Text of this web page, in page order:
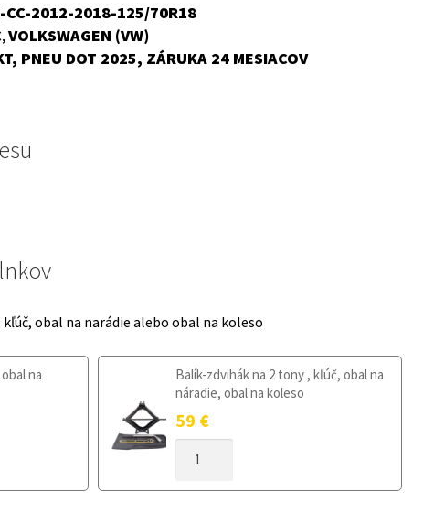
CC-2012-2018-125/70R18
,VOLKSWAGEN (VW)
PNEU DOT 2025, ZÁRUKA 24 MESIACOV
obal na narádie alebo obal na koleso
na
Balík-zdvihák na 2 tony , kľúč, obal na
náradie, obal na koleso
59 €
DOJAZDOVÉ